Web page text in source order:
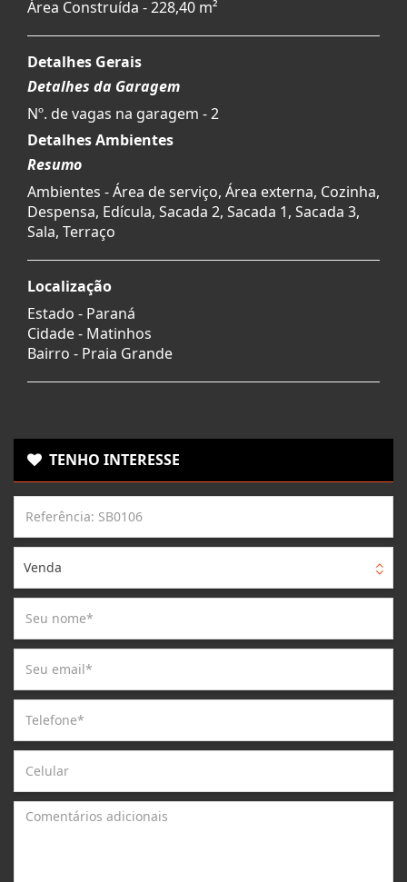
Área Construída - 228,40 m²
Detalhes Gerais
Detalhes da Garagem
Nº. de vagas na garagem - 2
Detalhes Ambientes
Resumo
Ambientes - Área de serviço, Área externa, Cozinha,
Despensa, Edícula, Sacada 2, Sacada 1, Sacada 3,
Sala, Terraço
Localização
Estado - Paraná
Cidade - Matinhos
Bairro - Praia Grande
TENHO INTERESSE
Venda